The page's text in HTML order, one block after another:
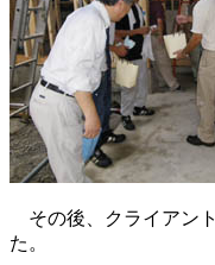
その後、クライアン
た。